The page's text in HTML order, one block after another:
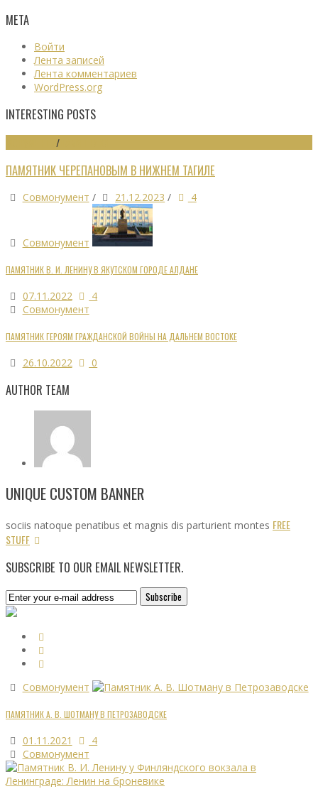
МЕТА
Войти
Лента записей
Лента комментариев
WordPress.org
INTERESTING POSTS
/
ПАМЯТНИК ЧЕРЕПАНОВЫМ В НИЖНЕМ ТАГИЛЕ
Совмонумент / 21.12.2023 / 4
Совмонумент
ПАМЯТНИК В. И. ЛЕНИНУ В ЯКУТСКОМ ГОРОДЕ АЛДАНЕ
07.11.2022
4
Совмонумент
ПАМЯТНИК ГЕРОЯМ ГРАЖДАНСКОЙ ВОЙНЫ НА ДАЛЬНЕМ ВОСТОКЕ
26.10.2022 0
AUTHOR TEAM
UNIQUE CUSTOM BANNER
sociis natoque penatibus et magnis dis parturient montes FREE
STUFF
SUBSCRIBE TO OUR EMAIL NEWSLETTER.
Совмонумент
ПАМЯТНИК А. В. ШОТМАНУ В ПЕТРОЗАВОДСКЕ
01.11.2021
4
Совмонумент